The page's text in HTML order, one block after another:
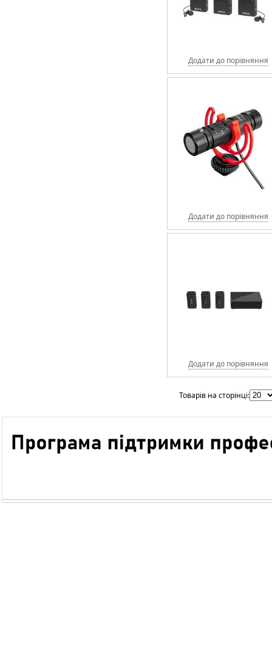
Додати до порівняння
Додати до порівняння
Додати до порівняння
Товарів на сторінці: